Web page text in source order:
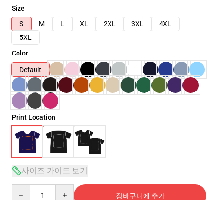
Size
S
M L XL 2XL 3XL
4XL
5XL
Color
Default
Print Location
사이즈 가이드 보기
장바구니에 추가